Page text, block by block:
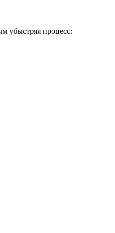
убыстряя процесс: